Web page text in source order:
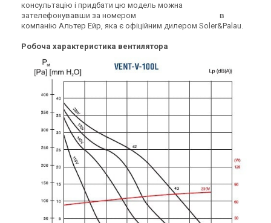
консультацію і придбати цю модель можна
зателефонувавши за номером
в
компанію Альтер Ейр, яка є офіційним дилером Soler&Palau.
Робоча характеристика вентилятора